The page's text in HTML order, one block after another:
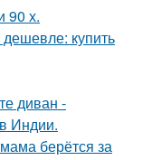
90 х.
купить
диван -
Индии.
берётся за